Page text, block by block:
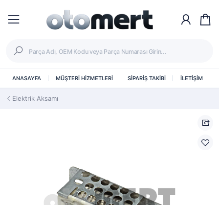
ANASAYFA MÜŞTERİ HİZMETLERİ SİPARİŞ TAKİBİ İLETİŞİM
Elektrik Aksamı